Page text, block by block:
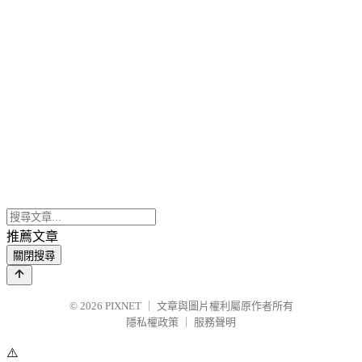
推薦文章
關閉搜尋
© 2026 PIXNET
文章與圖片權利屬原作者所有
隱私權政策
服務聲明
⚠️